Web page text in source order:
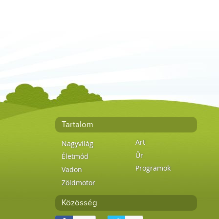
Tartalom
Nagyvilág
Életmód
Vadon
Zöldmotor
Art
Űr
Programok
Közösség